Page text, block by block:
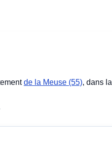
de la Meuse (55), dans la